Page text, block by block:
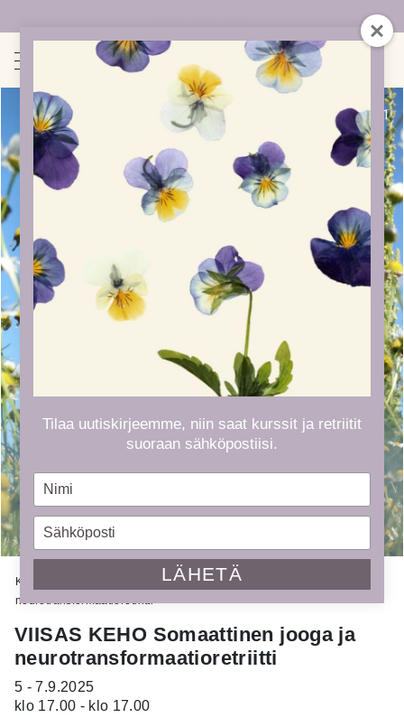
1/ 1
Kauppa
VIISAS KEHO Somaattinen jooga ja
neurotransformaatioretriitti
VIISAS KEHO Somaattinen jooga ja
neurotransformaatioretriitti
5 - 7.9.2025
klo 17.00 - klo 17.00
Tilaa uutiskirjeemme, niin saat kurssit ja retriitit
suoraan sähköpostiisi.
Type
name
Type
LÄHETÄ